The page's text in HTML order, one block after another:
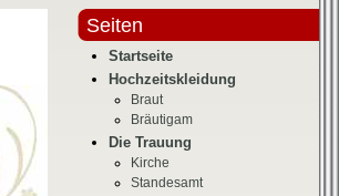
Seiten
Startseite
Hochzeitskleidung
Braut
Bräutigam
Die Trauung
Kirche
Standesamt